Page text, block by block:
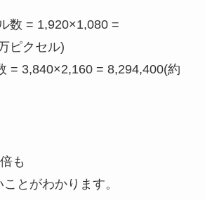
数 = 1,920×1,080 =
ピクセル)
= 3,840×2,160 = 8,294,400(約
も
とがわかります。